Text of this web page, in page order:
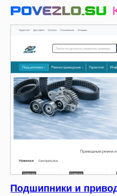
Подшипники и